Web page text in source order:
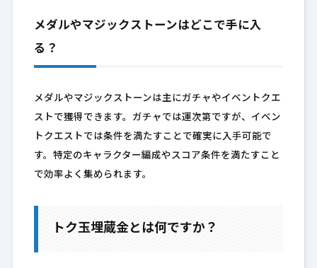
メダルやマジックストーンはどこで手に入
る？
メダルやマジックストーンは主にガチャやイベントクエ
ストで獲得できます。ガチャでは運次第ですが、イベン
トクエストでは条件を満たすことで確実に入手可能で
す。特定のキャラクター編成やスコア条件を満たすこと
で効率よく集められます。
トク玉埋蔵金とは何ですか？